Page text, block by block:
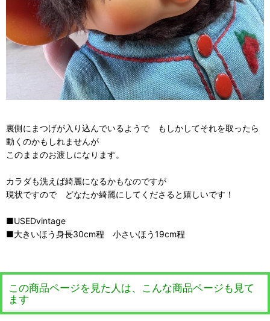
裏側にまつげが入り込んでいるようで もしかしてそれを取ったら
動くのかもしれませんが
このままのお渡しになります。
カラダも洗えば綺麗になるかもなのですが
現状ですので どなたか綺麗にしてくださると嬉しいです！
■USEDvintage
■大きいほう身長30cm程 小さいほう19cm程
この商品ページを見た人は、こんな商品ページも見て
ます